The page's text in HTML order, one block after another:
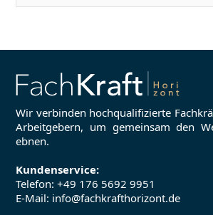
Wir verbinden hochqualifizierte
Arbeitgebern, um gemeinsam den
ebnen.
Kundenservice:
Telefon:+49 176 5692 9951
E-Mail: info@fachkrafthorizont.de